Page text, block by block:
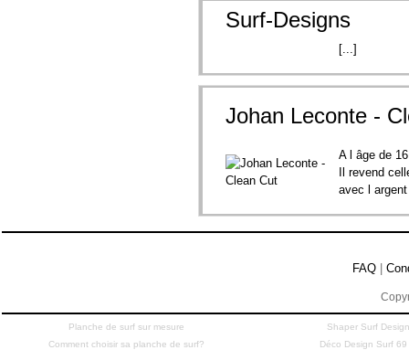
Surf-Designs
[...]
Johan Leconte -
A l âge de
Il revend
avec l
FAQ |
Planche de surf sur mesure
Comment choisir sa planche de surf?
Shaper Surf
Déco Design Surf 69